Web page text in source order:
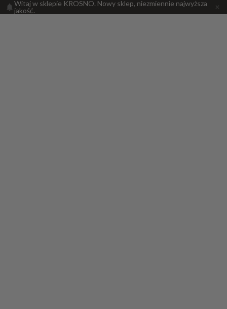
Witaj w sklepie KROSNO. Nowy sklep, niezmiennie najwyższa
jakość.